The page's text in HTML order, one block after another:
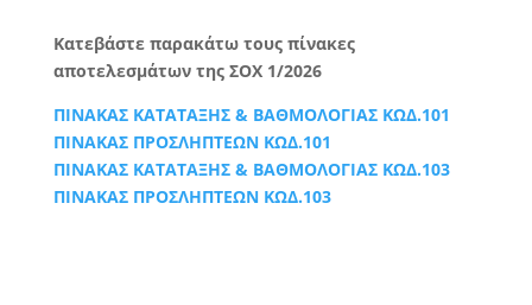
Κατεβάστε παρακάτω τους πίνακες
αποτελεσμάτων της ΣΟΧ 1/2026
ΠΙΝΑΚΑΣ ΚΑΤΑΤΑΞΗΣ & ΒΑΘΜΟΛΟΓΙΑΣ ΚΩΔ.101
ΠΙΝΑΚΑΣ ΠΡΟΣΛΗΠΤΕΩΝ ΚΩΔ.101
ΠΙΝΑΚΑΣ ΚΑΤΑΤΑΞΗΣ & ΒΑΘΜΟΛΟΓΙΑΣ ΚΩΔ.103
ΠΙΝΑΚΑΣ ΠΡΟΣΛΗΠΤΕΩΝ ΚΩΔ.103